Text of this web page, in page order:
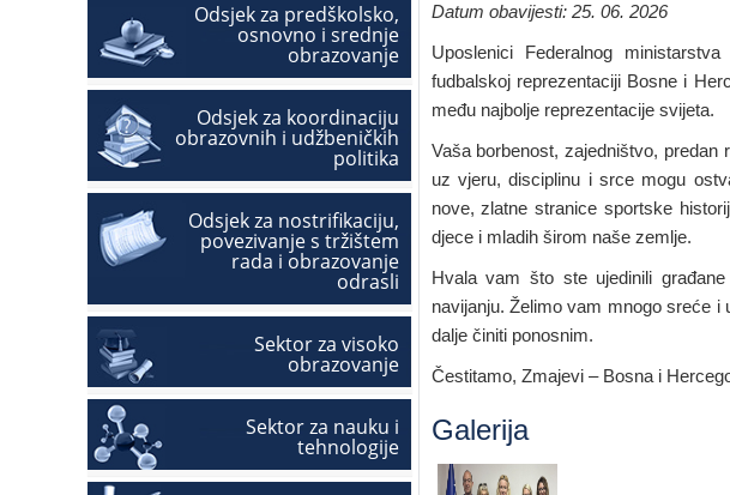
Odsjek za predškolsko,
osnovno i srednje
obrazovanje
Odsjek za koordinaciju
obrazovnih i udžbeničkih
politika
Odsjek za nostrifikaciju,
povezivanje s tržištem
rada i obrazovanje
odrasli
Sektor za visoko
obrazovanje
Sektor za nauku i
tehnologije
Datum obavijesti: 25. 06. 2026
Uposlenici Federalnog
fudbalskoj reprezentaciji Bosne i
među najbolje reprezentacije svijeta.
Vaša borbenost, zajedništvo,
uz vjeru, disciplinu i srce mogu
nove, zlatne stranice sportske
djece i mladih širom naše zemlje.
Hvala vam što ste ujedinili
navijanju. Želimo vam mnogo sreće
dalje činiti ponosnim.
Čestitamo, Zmajevi – Bosna i
Galerija